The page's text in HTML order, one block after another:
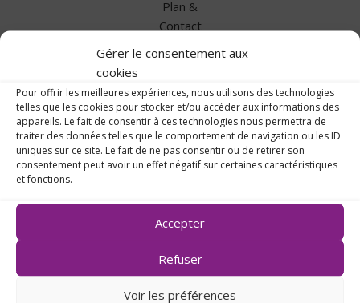
Gérer le consentement aux
cookies
Pour offrir les meilleures expériences, nous utilisons des technologies
telles que les cookies pour stocker et/ou accéder aux informations des
appareils. Le fait de consentir à ces technologies nous permettra de
traiter des données telles que le comportement de navigation ou les ID
uniques sur ce site. Le fait de ne pas consentir ou de retirer son
consentement peut avoir un effet négatif sur certaines caractéristiques
et fonctions.
Accepter
Refuser
Voir les préférences
Plan &
Contact
14, rue des Capucins